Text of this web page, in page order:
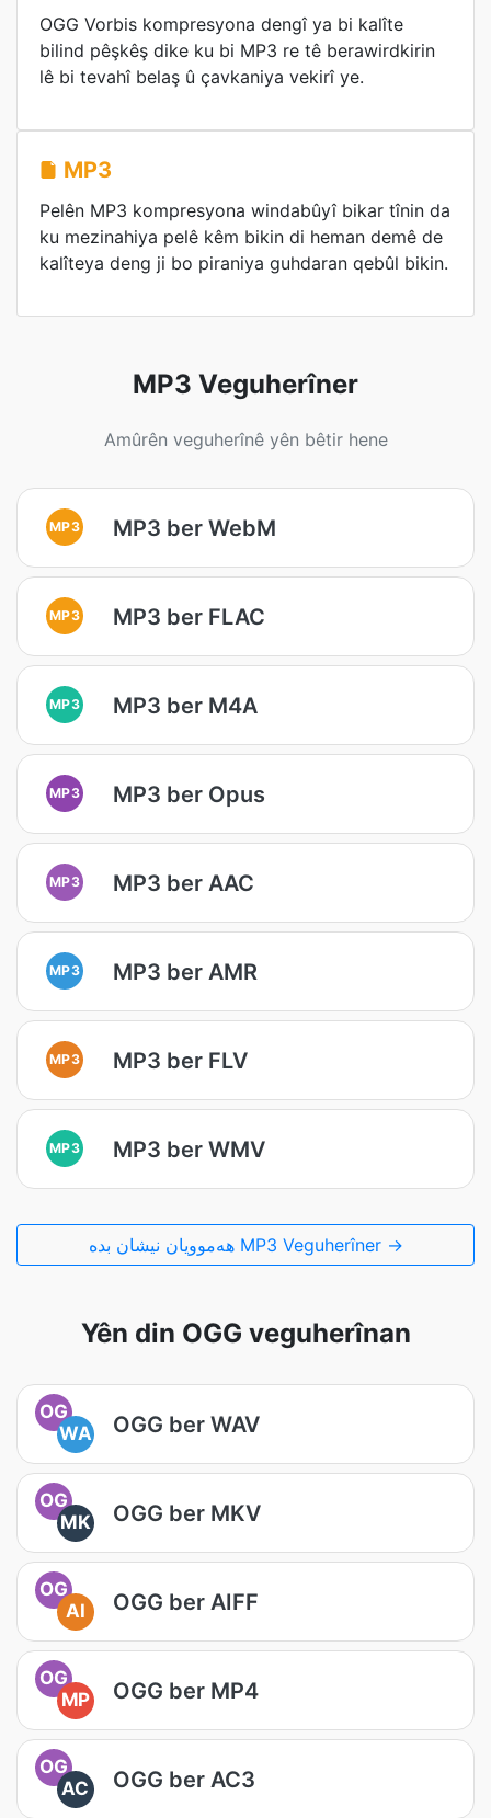
OGG Vorbis kompresyona dengî ya bi kalîte
bilind pêşkêş dike ku bi MP3 re tê berawirdkirin
lê bi tevahî belaş û çavkaniya vekirî ye.
MP3
Pelên MP3 kompresyona windabûyî bikar tînin da
ku mezinahiya pelê kêm bikin di heman demê de
kalîteya deng ji bo piraniya guhdaran qebûl bikin.
MP3 Veguherîner
Amûrên veguherînê yên bêtir hene
MP3 MP3 ber WebM
MP3 MP3 ber FLAC
MP3 MP3 ber M4A
MP3 MP3 ber Opus
MP3 MP3 ber AAC
MP3 MP3 ber AMR
MP3 MP3 ber FLV
MP3 MP3 ber WMV
هەموویان نیشان بدە MP3 Veguherîner →
Yên din OGG veguherînan
OG
WA
OGG ber WAV
OG
MK
OGG ber MKV
OG
AI
OGG ber AIFF
OG
MP
OGG ber MP4
OG
AC
OGG ber AC3